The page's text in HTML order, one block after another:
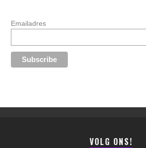
Emailadres
VOLG ONS!